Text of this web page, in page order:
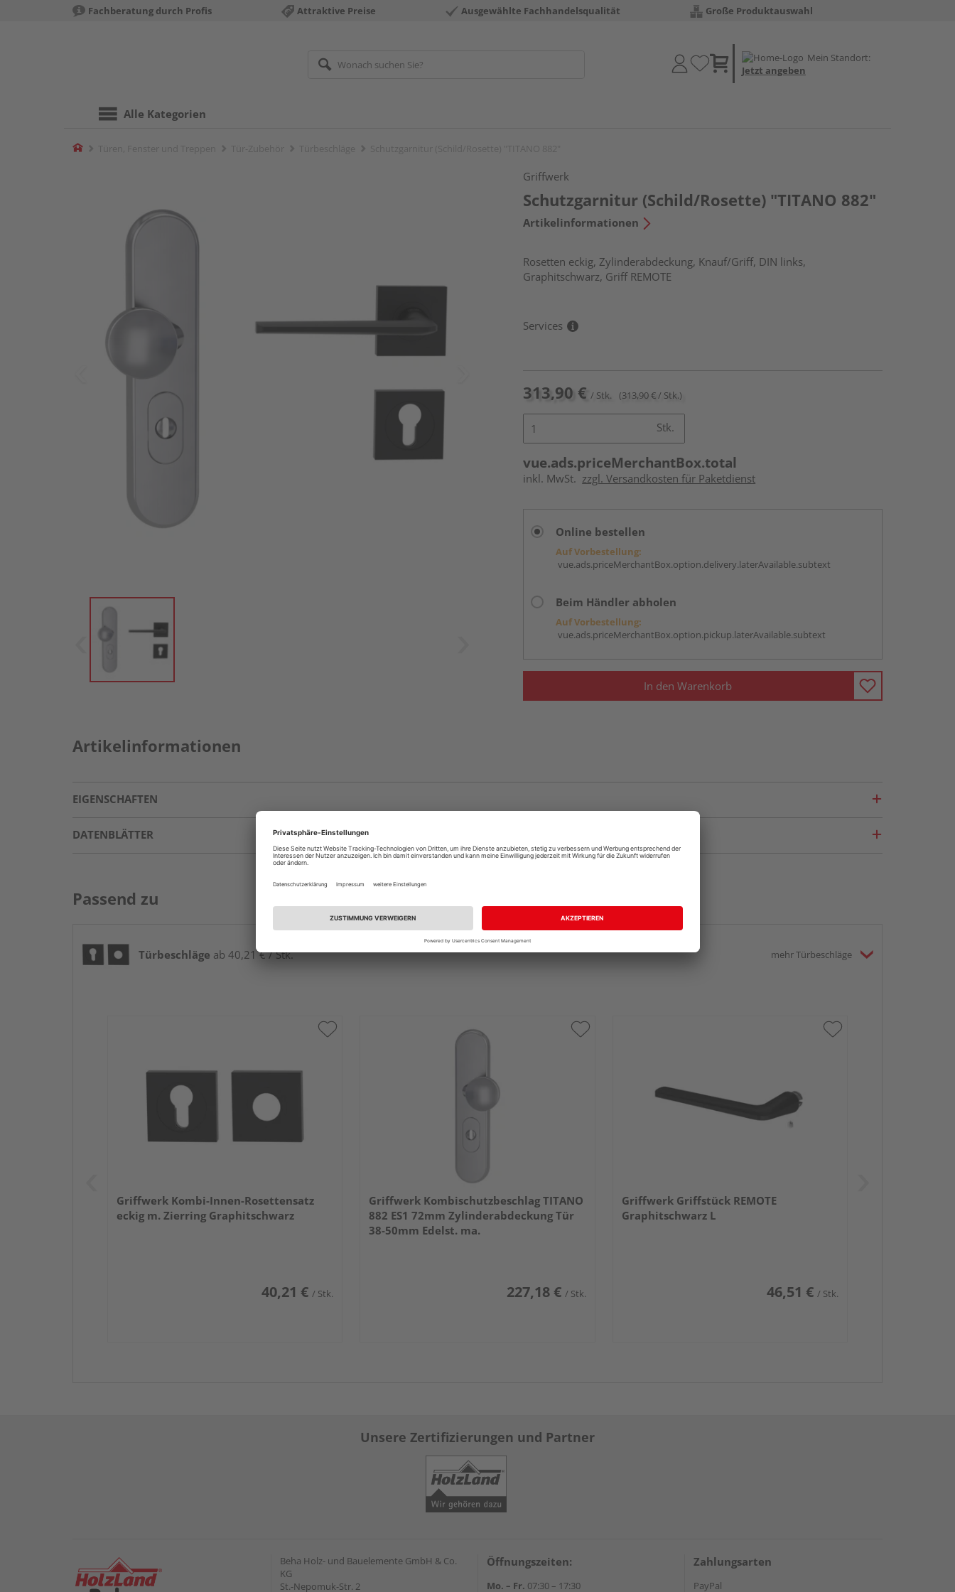
Fachberatung durch Profis Attraktive Preise Ausgewählte Fachhandelsqualität Große Produktauswahl
Mein Standort:
Jetzt angeben
Alle Kategorien
Home
Griffwerk
Schutzgarnitur (Schild/Rosette) "TITANO 882"
Artikelinformationen
Rosetten eckig, Zylinderabdeckung, Knauf/Griff, DIN links,
Graphitschwarz, Griff REMOTE
Services
313,90 € / Stk. (313,90 € / Stk.)
Stk.
vue.ads.priceMerchantBox.total
inkl. MwSt. zzgl. Versandkosten für Paketdienst
Online bestellen
Auf Vorbestellung:
vue.ads.priceMerchantBox.option.delivery.laterAvailable.subtext
Beim Händler abholen
Auf Vorbestellung:
vue.ads.priceMerchantBox.option.pickup.laterAvailable.subtext
In den Warenkorb
Artikelinformationen
EIGENSCHAFTEN
DATENBLÄTTER
Passend zu
Türbeschläge ab 40,21 € / Stk. mehr Türbeschläge
Griffwerk Kombi-Innen-Rosettensatz
eckig m. Zierring Graphitschwarz
40,21 € / Stk.
Griffwerk Kombischutzbeschlag TITANO
882 ES1 72mm Zylinderabdeckung Tür
38-50mm Edelst. ma.
227,18 € / Stk.
Griffwerk Griffstück REMOTE
Graphitschwarz L
46,51 € / Stk.
Unsere Zertifizierungen und Partner
Beha Holz- und Bauelemente GmbH & Co.
KG
St.-Nepomuk-Str. 2
Öffnungszeiten:
Mo. – Fr. 07:30 – 17:30
Zahlungsarten
PayPal